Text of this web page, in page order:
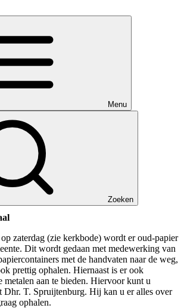
Menu
Zoeken
zaterdag (zie kerkbode) wordt er oud-papier
Dit wordt gedaan met medewerking van
met de handvaten naar de weg,
prettig ophalen. Hiernaast is er ook
metalen aan te bieden. Hiervoor kunt u
Dhr. T. Spruijtenburg. Hij kan u er alles over
ophalen.